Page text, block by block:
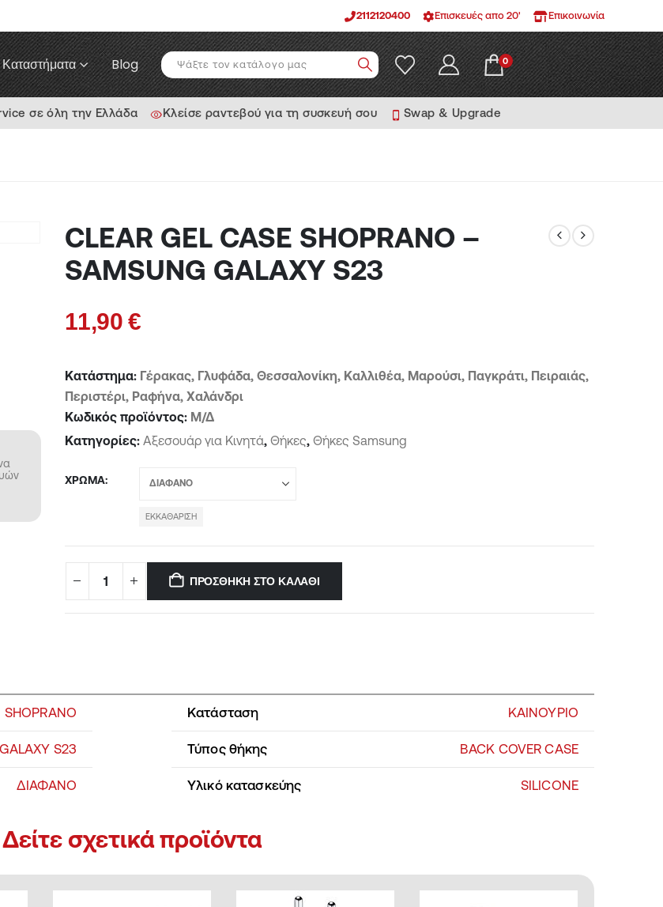
2112120400 Επισκευές απο 20' Επικοινωνία
Καταστήματα Blog 0
σε όλη την Ελλάδα Κλείσε ραντεβού για τη συσκευή σου Swap & Upgrade
CLEAR GEL CASE SHOPRANO –
SAMSUNG GALAXY S23
11,90€
Κατάστημα: Γέρακας, Γλυφάδα, Θεσσαλονίκη, Καλλιθέα, Μαρούσι, Παγκράτι, Πειραιάς,
Περιστέρι, Ραφήνα, Χαλάνδρι
Κωδικός προϊόντος: Μ/Δ
Κατηγορίες: Αξεσουάρ για Κινητά, Θήκες, Θήκες Samsung
ΧΡΏΜΑ
ΕΚΚΑΘΆΡΙΣΗ
ΠΡΟΣΘΉΚΗ ΣΤΟ ΚΑΛΆΘΙ
SHOPRANO Κατάσταση ΚΑΙΝΟΥΡΙΟ
GALAXY S23 Τύπος θήκης BACK COVER CASE
ΔΙΑΦΑΝΟ Υλικό κατασκεύης SILICONE
Δείτε σχετικά προϊόντα